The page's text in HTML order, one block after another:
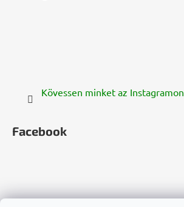
Kövessen minket az Instagramon
Facebook